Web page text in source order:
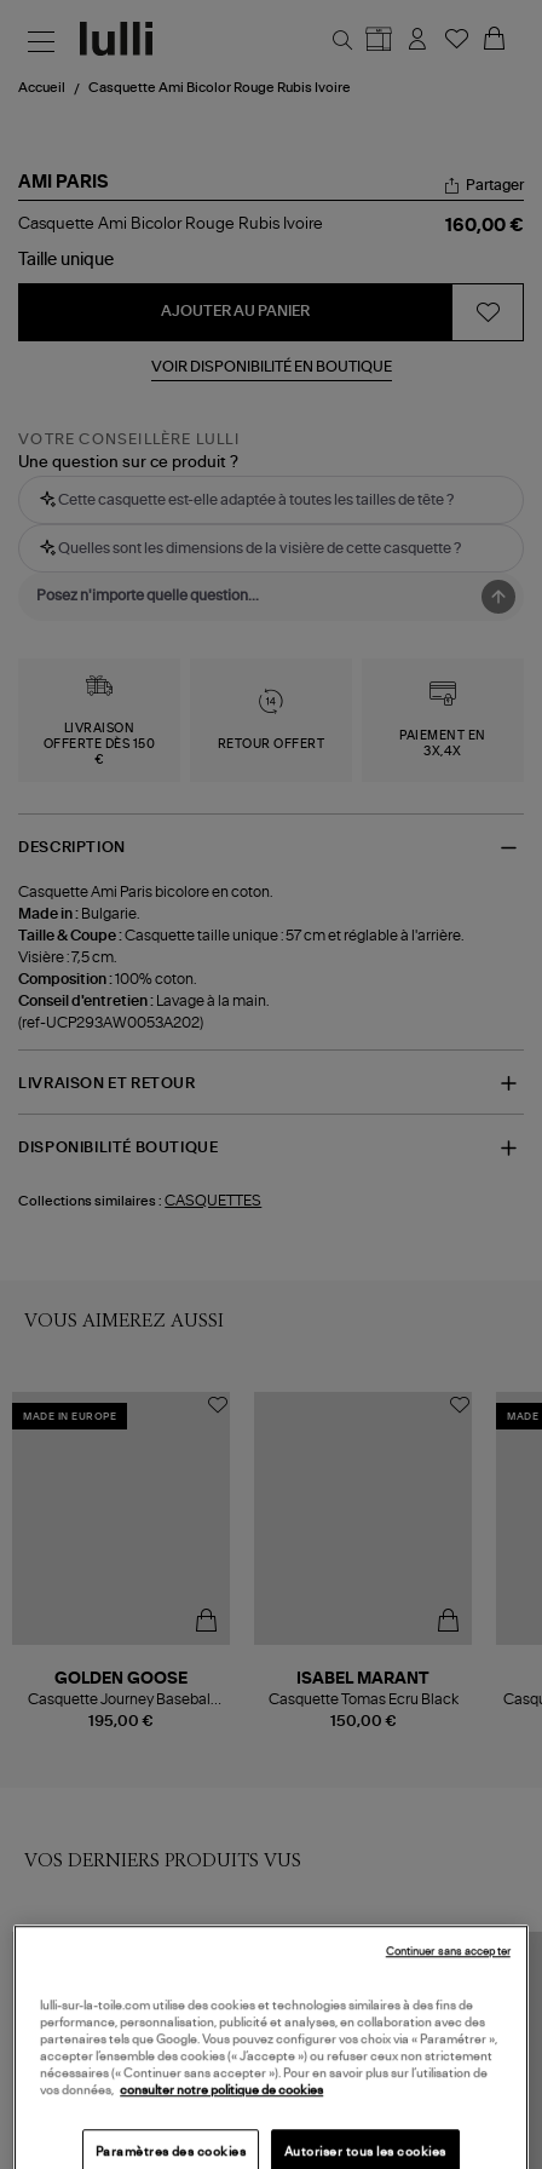
Accueil Casquette Ami Bicolor Rouge Rubis Ivoire
AMI PARIS
Casquette
Bicolor
Partager
Casquette Ami Bicolor Rouge Rubis Ivoire
160,00 €
Taille unique
AJOUTER AU PANIER
VOIR DISPONIBILITÉ EN BOUTIQUE
VOTRE CONSEILLÈRE LULLI
Une question sur ce produit ?
Cette casquette est-elle adaptée à toutes les tailles de tête ?
Quelles sont les dimensions de la visière de cette casquette ?
LIVRAISON
OFFERTE DÈS 150
€
RETOUR OFFERT
PAIEMENT EN
3X,4X
DESCRIPTION
Casquette Ami Paris bicolore en coton.
Made in : Bulgarie.
Taille & Coupe :Casquette taille unique : 57 cm et réglable à l'arrière.
Visière : 7,5 cm.
Composition :100% coton.
Conseil d'entretien :
Lavage à la main.
(ref-UCP293AW0053A202)
LIVRAISON ET RETOUR
DISPONIBILITÉ BOUTIQUE
Collections similaires : CASQUETTES
VOUS AIMEREZ AUSSI
MADE IN EUROPE
195,00 €
GOLDEN GOOSE
Casquette Journey Baseball
Ecru
150,00 €
ISABEL MARANT
Casquette Tomas Ecru Black
MADE
VOS DERNIERS PRODUITS VUS
lulli-sur-la-toile.com utilise des cookies et technologies similaires à des fins de
performance, personnalisation, publicité et analyses, en collaboration avec des
partenaires tels que Google. Vous pouvez configurer vos choix via « Paramétrer »,
accepter l’ensemble des cookies (« J’accepte ») ou refuser ceux non strictement
nécessaires (« Continuer sans accepter »). Pour en savoir plus sur l’utilisation de
vos données, consulter notre politique de cookies
Paramètres des cookies Autoriser tous les cookies
Continuer sans accepter